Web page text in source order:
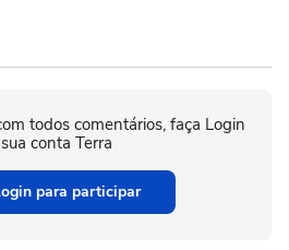
todos comentários, faça Login
conta Terra
para participar